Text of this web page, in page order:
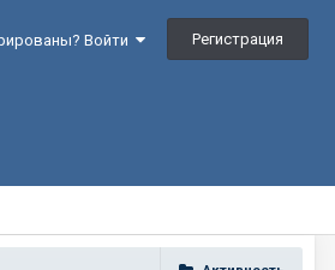
Войти Регистрация